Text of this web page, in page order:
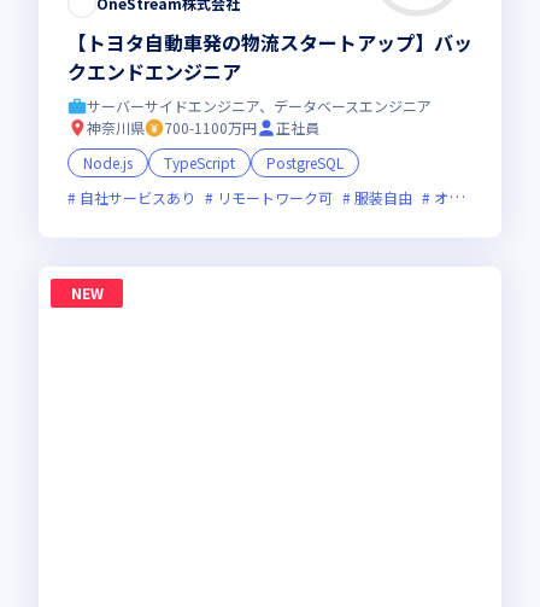
【トヨタ自動車発の物流スタートアップ】バッ
クエンドエンジニア
サーバーサイドエンジニア、データベースエンジニア
神奈川県
700-1100万円
正社員
Node.js
TypeScript
PostgreSQL
自社サービスあり
リモートワーク可 服装自由 オンライン選考可
NEW